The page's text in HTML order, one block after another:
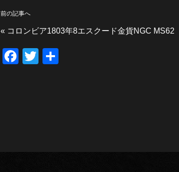
前の記事へ
« コロンビア1803年8エスクード金貨NGC MS62
F
o
T